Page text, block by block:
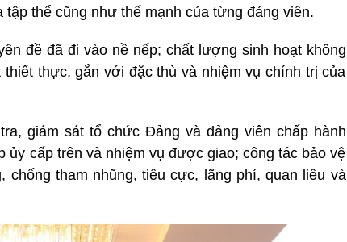
thể cũng như thế mạnh của từng đảng viên.
đề đã đi vào nề nếp; chất lượng sinh hoạt không
thực, gắn với đặc thù và nhiệm vụ chính trị của
giám sát tổ chức Đảng và đảng viên chấp hành
cấp trên và nhiệm vụ được giao; công tác bảo vệ
chống tham nhũng, tiêu cực, lãng phí, quan liêu và